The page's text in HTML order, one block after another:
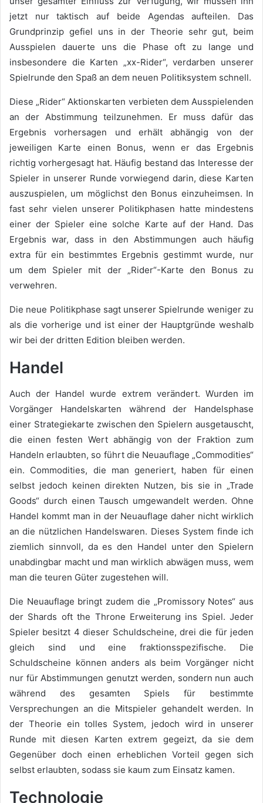
jetzt nur taktisch auf beide Agendas aufteilen. Das
Grundprinzip gefiel uns in der Theorie sehr gut, beim
Ausspielen dauerte uns die Phase oft zu lange und
insbesondere die Karten „xx-Rider“, verdarben unserer
Spielrunde den Spaß an dem neuen Politiksystem schnell.
Diese „Rider“ Aktionskarten verbieten dem Ausspielenden
an der Abstimmung teilzunehmen. Er muss dafür das
Ergebnis vorhersagen und erhält abhängig von der
jeweiligen Karte einen Bonus, wenn er das Ergebnis
richtig vorhergesagt hat. Häufig bestand das Interesse der
Spieler in unserer Runde vorwiegend darin, diese Karten
auszuspielen, um möglichst den Bonus einzuheimsen. In
fast sehr vielen unserer Politikphasen hatte mindestens
einer der Spieler eine solche Karte auf der Hand. Das
Ergebnis war, dass in den Abstimmungen auch häufig
extra für ein bestimmtes Ergebnis gestimmt wurde, nur
um dem Spieler mit der „Rider“-Karte den Bonus zu
verwehren.
Die neue Politikphase sagt unserer Spielrunde weniger zu
als die vorherige und ist einer der Hauptgründe weshalb
wir bei der dritten Edition bleiben werden.
Handel
Auch der Handel wurde extrem verändert. Wurden im
Vorgänger Handelskarten während der Handelsphase
einer Strategiekarte zwischen den Spielern ausgetauscht,
die einen festen Wert abhängig von der Fraktion zum
Handeln erlaubten, so führt die Neuauflage „Commodities“
ein. Commodities, die man generiert, haben für einen
selbst jedoch keinen direkten Nutzen, bis sie in „Trade
Goods“ durch einen Tausch umgewandelt werden. Ohne
Handel kommt man in der Neuauflage daher nicht wirklich
an die nützlichen Handelswaren. Dieses System finde ich
ziemlich sinnvoll, da es den Handel unter den Spielern
unabdingbar macht und man wirklich abwägen muss, wem
man die teuren Güter zugestehen will.
Die Neuauflage bringt zudem die „Promissory Notes“ aus
der Shards oft the Throne Erweiterung ins Spiel. Jeder
Spieler besitzt 4 dieser Schuldscheine, drei die für jeden
gleich sind und eine fraktionsspezifische. Die
Schuldscheine können anders als beim Vorgänger nicht
nur für Abstimmungen genutzt werden, sondern nun auch
während des gesamten Spiels für bestimmte
Versprechungen an die Mitspieler gehandelt werden. In
der Theorie ein tolles System, jedoch wird in unserer
Runde mit diesen Karten extrem gegeizt, da sie dem
Gegenüber doch einen erheblichen Vorteil gegen sich
selbst erlaubten, sodass sie kaum zum Einsatz kamen.
Technologie